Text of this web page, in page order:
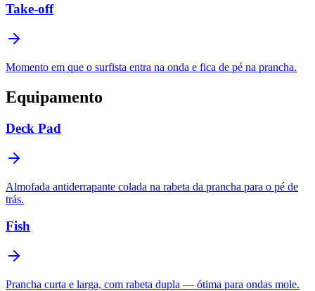
Take-off
Momento em que o surfista entra na onda e fica de pé na prancha.
Equipamento
Deck Pad
Almofada antiderrapante colada na rabeta da prancha para o pé de
trás.
Fish
Prancha curta e larga, com rabeta dupla — ótima para ondas mole.